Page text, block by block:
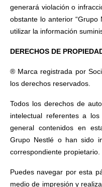
generará violación o
obstante lo anterior “Grupo
utilizar la información
DERECHOS DE
® Marca registrada por
los derechos reservados.
Todos los derechos de
intelectual referentes a
general contenidos en
Grupo Nestlé o han sido
correspondiente propietario.
Puedes navegar por esta
medio de impresión y